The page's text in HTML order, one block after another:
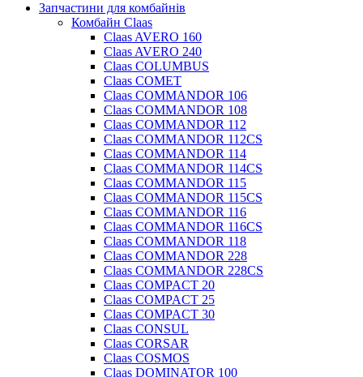
Запчастини для комбайнів
Комбайн Claas
Claas AVERO 160
Claas AVERO 240
Claas COLUMBUS
Claas COMET
Claas COMMANDOR 106
Claas COMMANDOR 108
Claas COMMANDOR 112
Claas COMMANDOR 112CS
Claas COMMANDOR 114
Claas COMMANDOR 114CS
Claas COMMANDOR 115
Claas COMMANDOR 115CS
Claas COMMANDOR 116
Claas COMMANDOR 116CS
Claas COMMANDOR 118
Claas COMMANDOR 228
Claas COMMANDOR 228CS
Claas COMPACT 20
Claas COMPACT 25
Claas COMPACT 30
Claas CONSUL
Claas CORSAR
Claas COSMOS
Claas DOMINATOR 100